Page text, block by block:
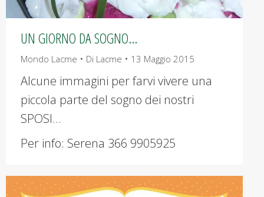
UN GIORNO DA SOGNO…
Mondo Lacme Di Lacme 13 Maggio 2015
Alcune immagini per farvi vivere una
piccola parte del sogno dei nostri
SPOSI…
Per info: Serena 366 9905925